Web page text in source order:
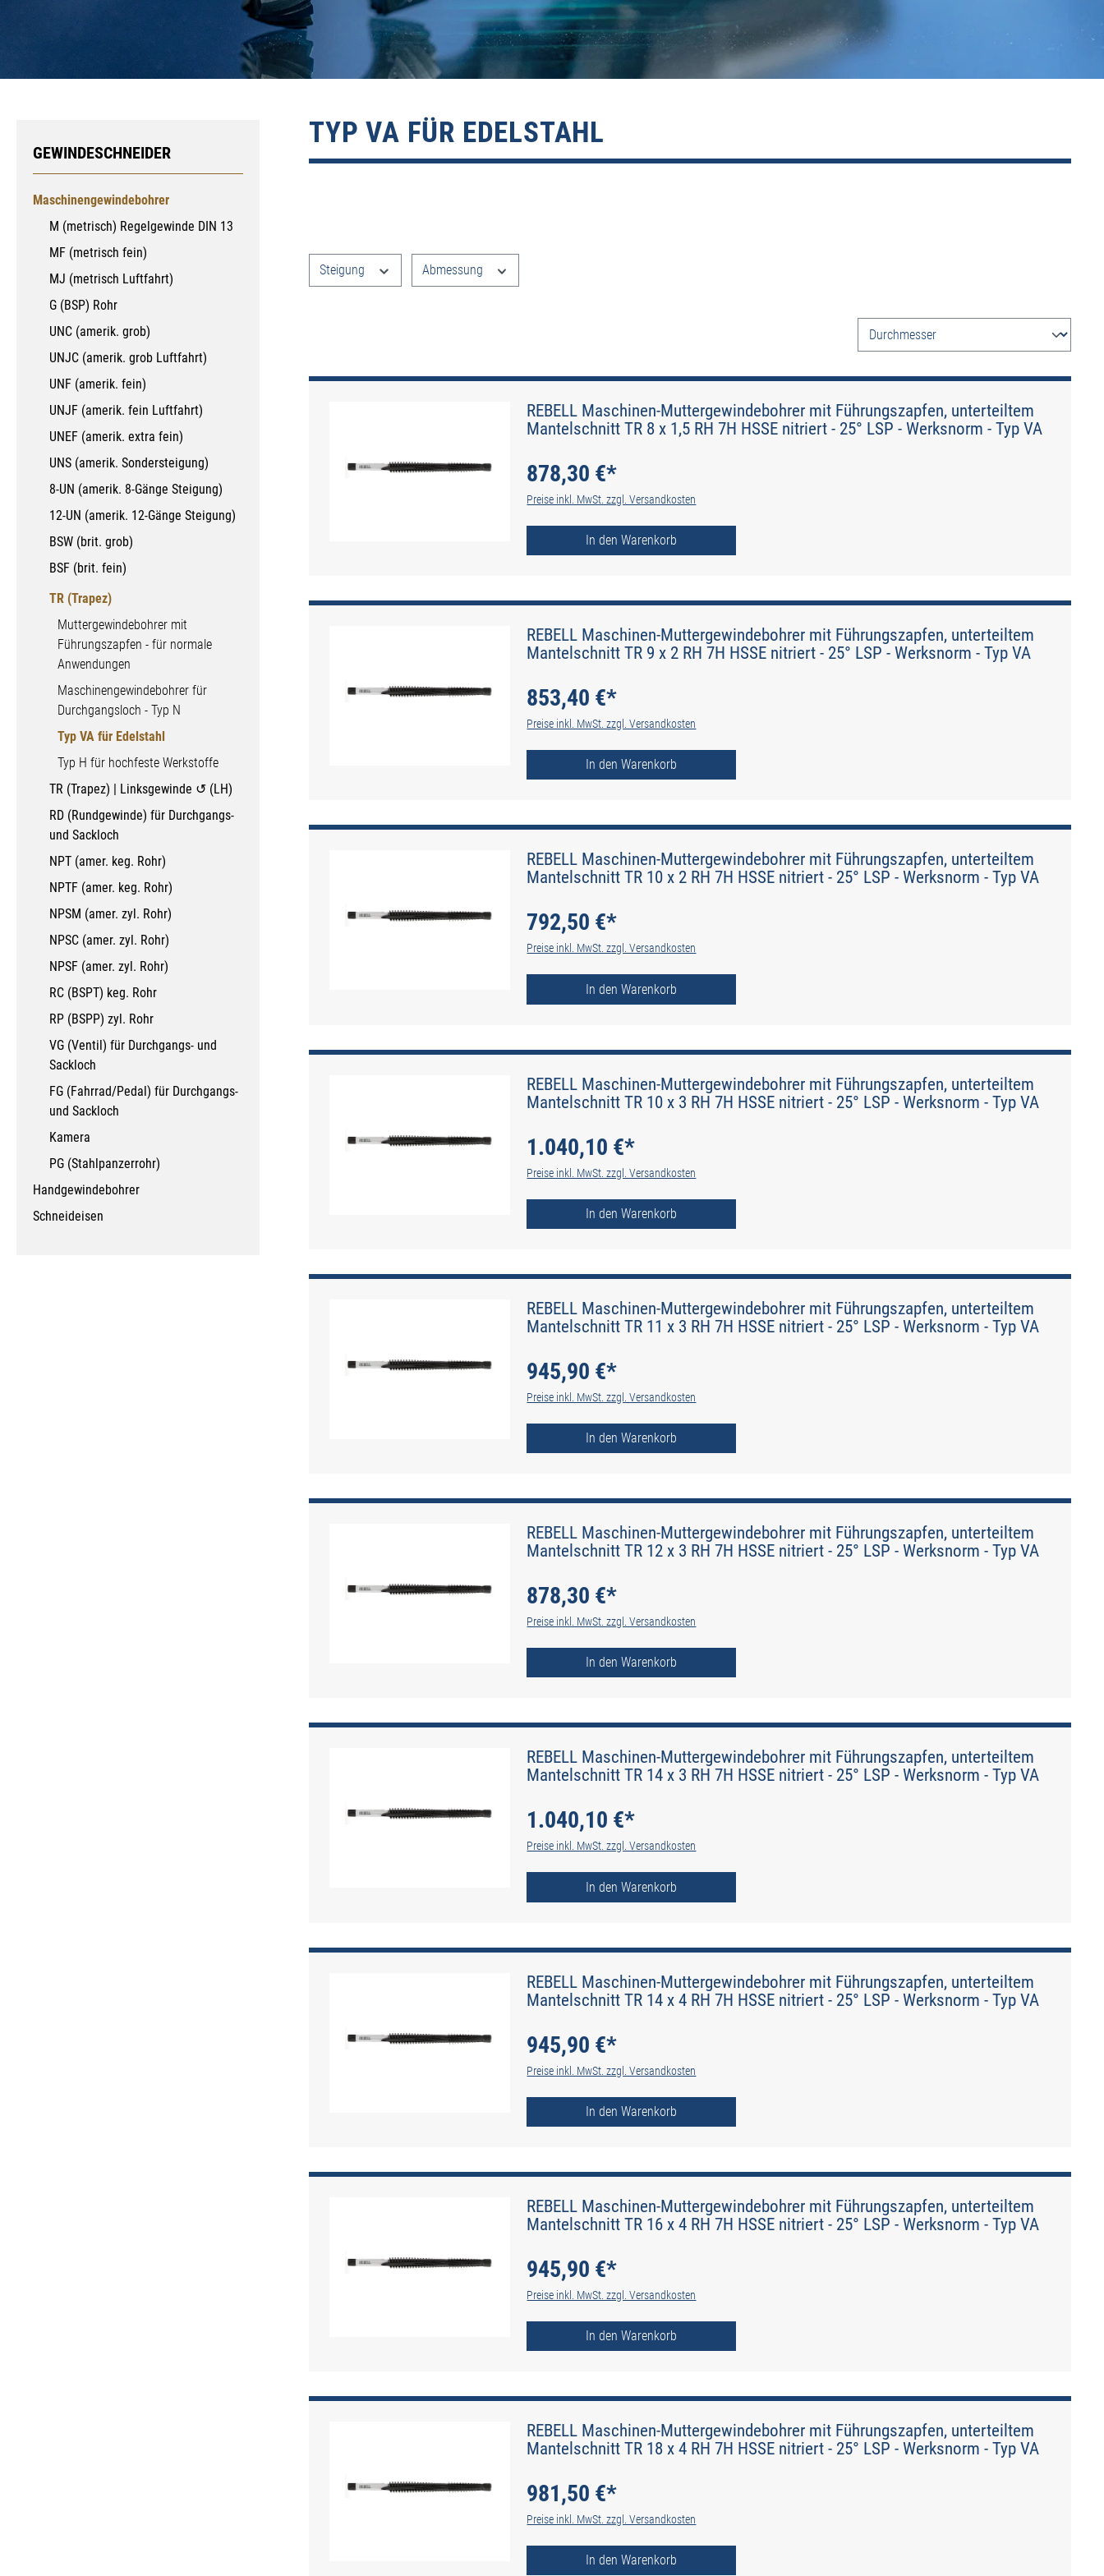
GEWINDESCHNEIDER
Maschinengewindebohrer
M (metrisch) Regelgewinde DIN 13
MF (metrisch fein)
MJ (metrisch Luftfahrt)
G (BSP) Rohr
UNC (amerik. grob)
UNJC (amerik. grob Luftfahrt)
UNF (amerik. fein)
UNJF (amerik. fein Luftfahrt)
UNEF (amerik. extra fein)
UNS (amerik. Sondersteigung)
8-UN (amerik. 8-Gänge Steigung)
12-UN (amerik. 12-Gänge Steigung)
BSW (brit. grob)
BSF (brit. fein)
TR (Trapez)
Muttergewindebohrer mit
Führungszapfen - für normale
Anwendungen
Maschinengewindebohrer für
Durchgangsloch - Typ N
Typ VA für Edelstahl
Typ H für hochfeste Werkstoffe
TR (Trapez) | Linksgewinde ↺ (LH)
RD (Rundgewinde) für Durchgangs-
und Sackloch
NPT (amer. keg. Rohr)
NPTF (amer. keg. Rohr)
NPSM (amer. zyl. Rohr)
NPSC (amer. zyl. Rohr)
NPSF (amer. zyl. Rohr)
RC (BSPT) keg. Rohr
RP (BSPP) zyl. Rohr
VG (Ventil) für Durchgangs- und
Sackloch
FG (Fahrrad/Pedal) für Durchgangs-
und Sackloch
Kamera
PG (Stahlpanzerrohr)
Handgewindebohrer
Schneideisen
TYP VA FÜR EDELSTAHL
Produkte filtern
Steigung Abmessung
REBELL Maschinen-Muttergewindebohrer mit Führungszapfen, unterteiltem
Mantelschnitt TR 8 x 1,5 RH 7H HSSE nitriert - 25° LSP - Werksnorm - Typ VA
878,30 €*
Preise inkl. MwSt. zzgl. Versandkosten
In den Warenkorb
REBELL Maschinen-Muttergewindebohrer mit Führungszapfen, unterteiltem
Mantelschnitt TR 9 x 2 RH 7H HSSE nitriert - 25° LSP - Werksnorm - Typ VA
853,40 €*
Preise inkl. MwSt. zzgl. Versandkosten
In den Warenkorb
REBELL Maschinen-Muttergewindebohrer mit Führungszapfen, unterteiltem
Mantelschnitt TR 10 x 2 RH 7H HSSE nitriert - 25° LSP - Werksnorm - Typ VA
792,50 €*
Preise inkl. MwSt. zzgl. Versandkosten
In den Warenkorb
REBELL Maschinen-Muttergewindebohrer mit Führungszapfen, unterteiltem
Mantelschnitt TR 10 x 3 RH 7H HSSE nitriert - 25° LSP - Werksnorm - Typ VA
1.040,10 €*
Preise inkl. MwSt. zzgl. Versandkosten
In den Warenkorb
REBELL Maschinen-Muttergewindebohrer mit Führungszapfen, unterteiltem
Mantelschnitt TR 11 x 3 RH 7H HSSE nitriert - 25° LSP - Werksnorm - Typ VA
945,90 €*
Preise inkl. MwSt. zzgl. Versandkosten
In den Warenkorb
REBELL Maschinen-Muttergewindebohrer mit Führungszapfen, unterteiltem
Mantelschnitt TR 12 x 3 RH 7H HSSE nitriert - 25° LSP - Werksnorm - Typ VA
878,30 €*
Preise inkl. MwSt. zzgl. Versandkosten
In den Warenkorb
REBELL Maschinen-Muttergewindebohrer mit Führungszapfen, unterteiltem
Mantelschnitt TR 14 x 3 RH 7H HSSE nitriert - 25° LSP - Werksnorm - Typ VA
1.040,10 €*
Preise inkl. MwSt. zzgl. Versandkosten
In den Warenkorb
REBELL Maschinen-Muttergewindebohrer mit Führungszapfen, unterteiltem
Mantelschnitt TR 14 x 4 RH 7H HSSE nitriert - 25° LSP - Werksnorm - Typ VA
945,90 €*
Preise inkl. MwSt. zzgl. Versandkosten
In den Warenkorb
REBELL Maschinen-Muttergewindebohrer mit Führungszapfen, unterteiltem
Mantelschnitt TR 16 x 4 RH 7H HSSE nitriert - 25° LSP - Werksnorm - Typ VA
945,90 €*
Preise inkl. MwSt. zzgl. Versandkosten
In den Warenkorb
REBELL Maschinen-Muttergewindebohrer mit Führungszapfen, unterteiltem
Mantelschnitt TR 18 x 4 RH 7H HSSE nitriert - 25° LSP - Werksnorm - Typ VA
981,50 €*
Preise inkl. MwSt. zzgl. Versandkosten
In den Warenkorb